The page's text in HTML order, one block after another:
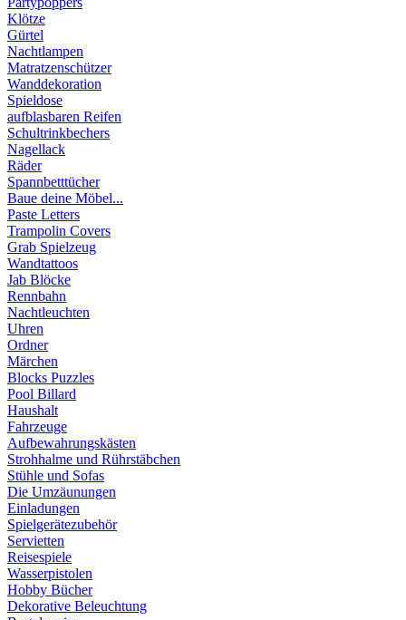
Klötze
Gürtel
Nachtlampen
Matratzenschützer
Wanddekoration
Spieldose
aufblasbaren Reifen
Schultrinkbechers
Nagellack
Räder
Spannbetttücher
Baue deine Möbel...
Paste Letters
Trampolin Covers
Grab Spielzeug
Wandtattoos
Jab Blöcke
Rennbahn
Nachtleuchten
Uhren
Ordner
Märchen
Blocks Puzzles
Pool Billard
Haushalt
Fahrzeuge
Aufbewahrungskästen
Strohhalme und Rührstäbchen
Stühle und Sofas
Die Umzäunungen
Einladungen
Spielgerätezubehör
Servietten
Reisespiele
Wasserpistolen
Hobby Bücher
Dekorative Beleuchtung